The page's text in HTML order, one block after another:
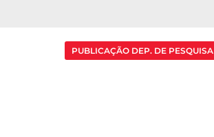
PUBLICAÇÃO DEP. DE PESQUISA